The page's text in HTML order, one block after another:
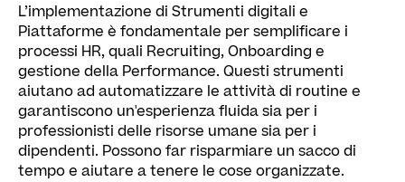
L’implementazione di Strumenti digitali e
Piattaforme è fondamentale per semplificare i
processi HR, quali Recruiting, Onboarding e
gestione della Performance. Questi strumenti
aiutano ad automatizzare le attività di routine e
garantiscono un'esperienza fluida sia per i
professionisti delle risorse umane sia per i
dipendenti. Possono far risparmiare un sacco di
tempo e aiutare a tenere le cose organizzate.